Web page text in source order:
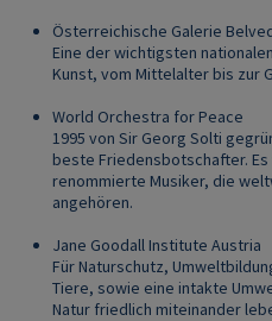
Österreichische Galerie
Eine der wichtigsten
Kunst, vom Mittelalter bis zur
World Orchestra for Peace
1995 von Sir Georg Solti
beste Friedensbotschafter.
renommierte Musiker, die
angehören.
Jane Goodall Institute Austria
Für Naturschutz,
Tiere, sowie eine intakte
Natur friedlich miteinander